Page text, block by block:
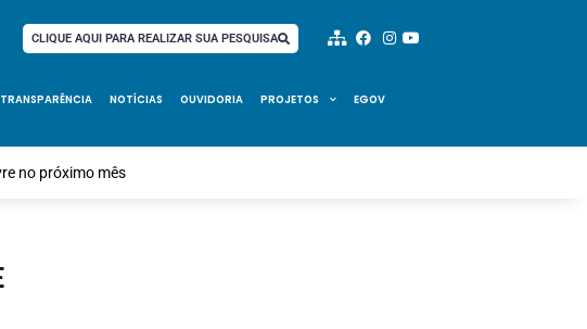
CLIQUE AQUI PARA REALIZAR SUA PESQUISA
TRANSPARÊNCIA NOTÍCIAS OUVIDORIA PROJETOS EGOV
no próximo mês